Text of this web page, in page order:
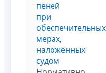
пеней
при
обеспечительных
мерах,
наложенных
судом